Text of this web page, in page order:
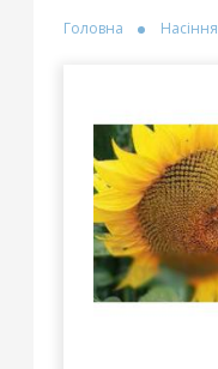
Головна Насіння